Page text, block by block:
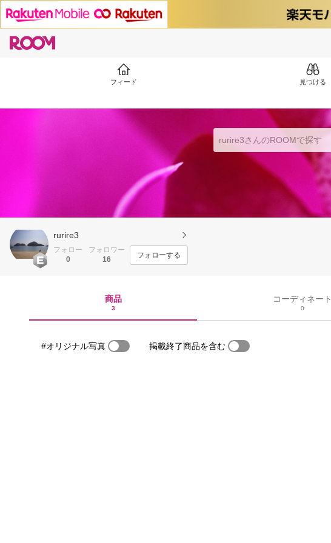
フィード 見つける
rurire3
フォロー
0
フォロワー
16
フォローする
商品
3
コーディネート
0
#オリジナル写真 掲載終了商品を含む